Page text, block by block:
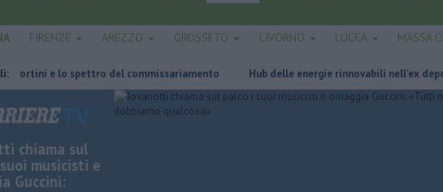
FIRENZE AREZZO GROSSETO LIVORNO LUCCA MASSA
e lo spettro del commissariamento Hub delle energie rinnovabili nell'ex deposito
chiama sul
musicisti e
Guccini: